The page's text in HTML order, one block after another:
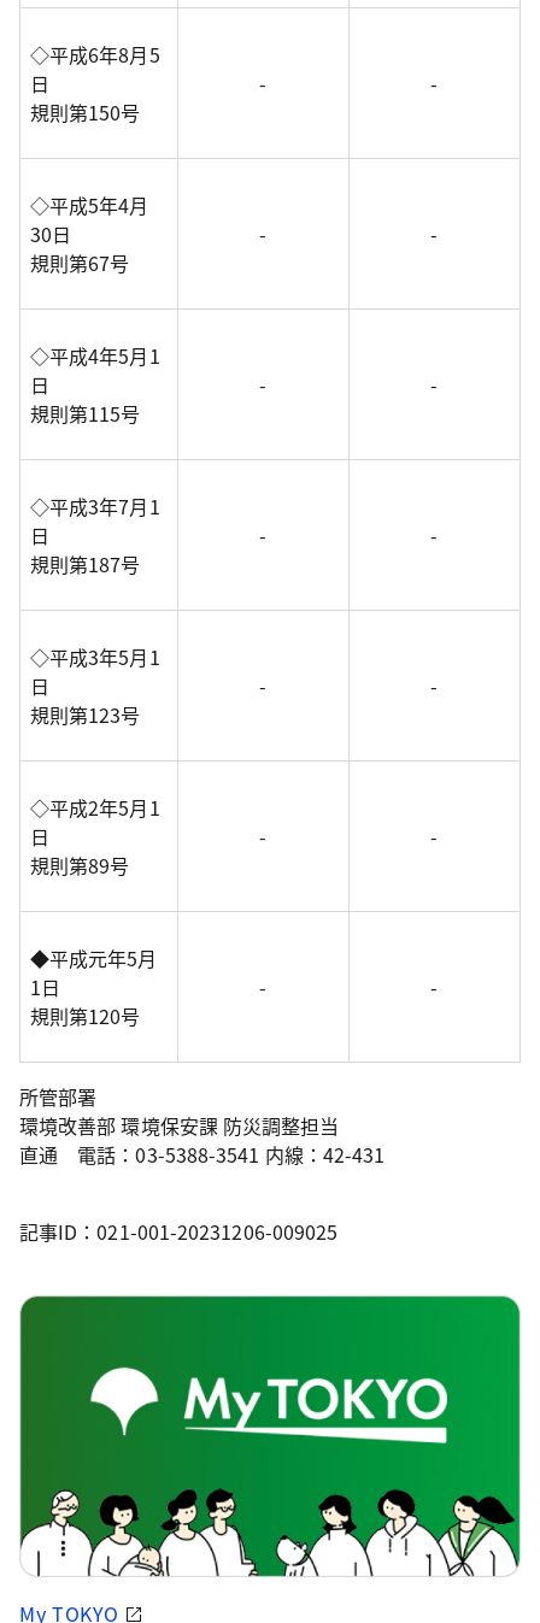
◇平成6年8月5
日
規則第150号
- -
◇平成5年4月
30日
規則第67号
- -
◇平成4年5月1
日
規則第115号
- -
◇平成3年7月1
日
規則第187号
- -
◇平成3年5月1
日
規則第123号
- -
◇平成2年5月1
日
規則第89号
- -
◆平成元年5月
1日
規則第120号
- -
所管部署
環境改善部 環境保安課 防災調整担当
直通 電話：03-5388-3541 内線：42-431
記事ID：021-001-20231206-009025
My TOKYO